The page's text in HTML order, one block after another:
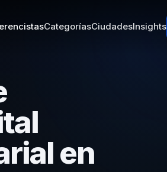
CategoríasCiudadesInsights
en